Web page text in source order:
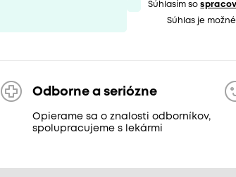
Súhlasím so
Súhlas je
Odborne a seriózne
Opierame sa o znalosti odborníkov,
spolupracujeme s lekármi